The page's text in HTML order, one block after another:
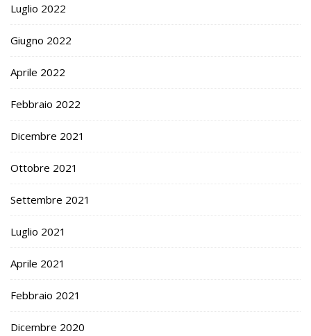
Luglio 2022
Giugno 2022
Aprile 2022
Febbraio 2022
Dicembre 2021
Ottobre 2021
Settembre 2021
Luglio 2021
Aprile 2021
Febbraio 2021
Dicembre 2020